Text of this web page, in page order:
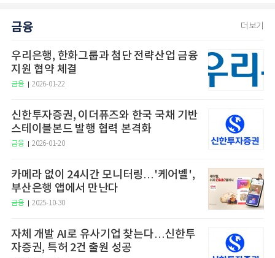
금융 더보기
우리은행, 한화그룹과 첨단 전략산업 금융
지원 협약 체결
금융 2026-01-22
신한투자증권, 이더퓨즈와 한국 국채 기반
스테이블본드 발행 협력 본격화
금융 2026-01-20
카메라 없이 24시간 모니터링…'케어벨',
부산은행 앱에서 만난다
금융 2025-10-30
자체 개발 AI로 유사기업 찾는다…신한투
자증권, 특허 2건 출원 성공